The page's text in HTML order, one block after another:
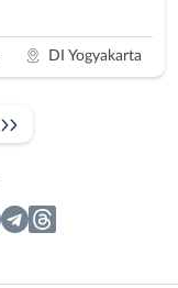
DI Yogyakarta